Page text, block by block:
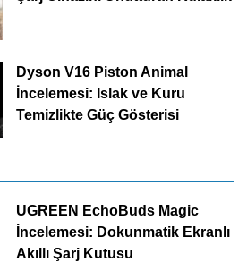
Dyson V16 Piston Animal
İncelemesi: Islak ve Kuru
Temizlikte Güç Gösterisi
UGREEN EchoBuds Magic
İncelemesi: Dokunmatik Ekranlı
Akıllı Şarj Kutusu